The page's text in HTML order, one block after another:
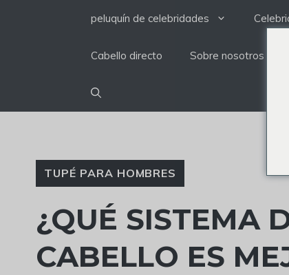
peluquín de celebridades
Cabello directo Sobre nosotros
TUPÉ PARA HOMBRES
¿QUÉ SISTEMA
CABELLO ES